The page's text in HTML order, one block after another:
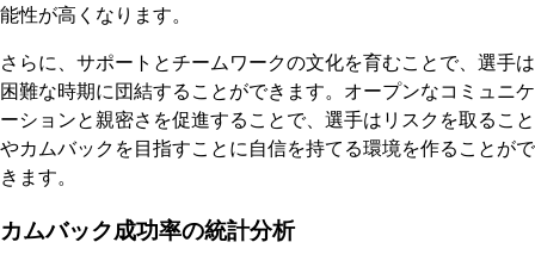
能性が高くなります。
さらに、サポートとチームワークの文化を育むことで、選手は
困難な時期に団結することができます。オープンなコミュニケ
ーションと親密さを促進することで、選手はリスクを取ること
やカムバックを目指すことに自信を持てる環境を作ることがで
きます。
カムバック成功率の統計分析